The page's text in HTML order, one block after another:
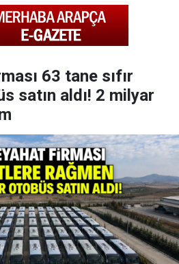
63 tane sıfır
satın aldı! 2 milyar